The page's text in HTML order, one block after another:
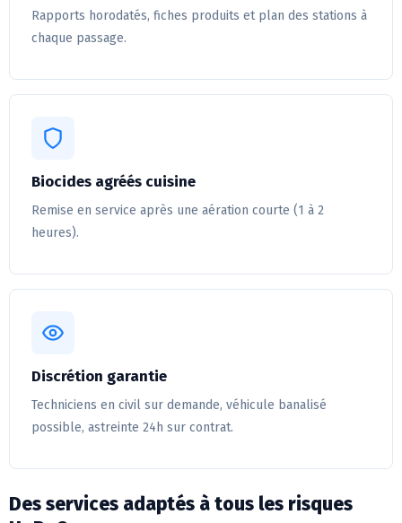
Rapports horodatés, fiches produits et plan des stations à
chaque passage.
Biocides agréés cuisine
Remise en service après une aération courte (1 à 2
heures).
Discrétion garantie
Techniciens en civil sur demande, véhicule banalisé
possible, astreinte 24h sur contrat.
Des services adaptés à tous les risques